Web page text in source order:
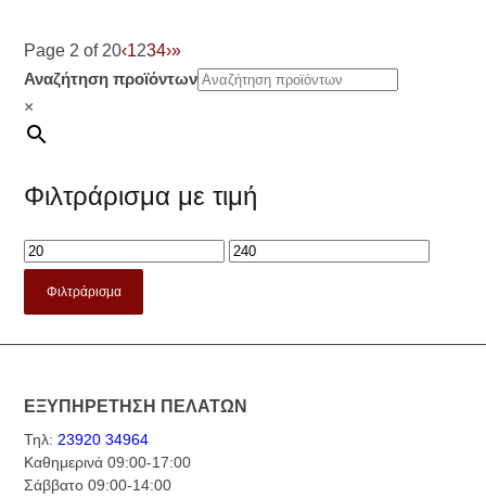
Page 2 of 20‹1234›»
Αναζήτηση προϊόντων
×
Φιλτράρισμα με τιμή
Φιλτράρισμα
ΕΞΥΠΗΡΕΤΗΣΗ ΠΕΛΑΤΩΝ
Τηλ: 23920 34964
Καθημερινά 09:00-17:00
Σάββατο 09:00-14:00